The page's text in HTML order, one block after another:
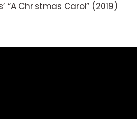
“A Christmas Carol” (2019)